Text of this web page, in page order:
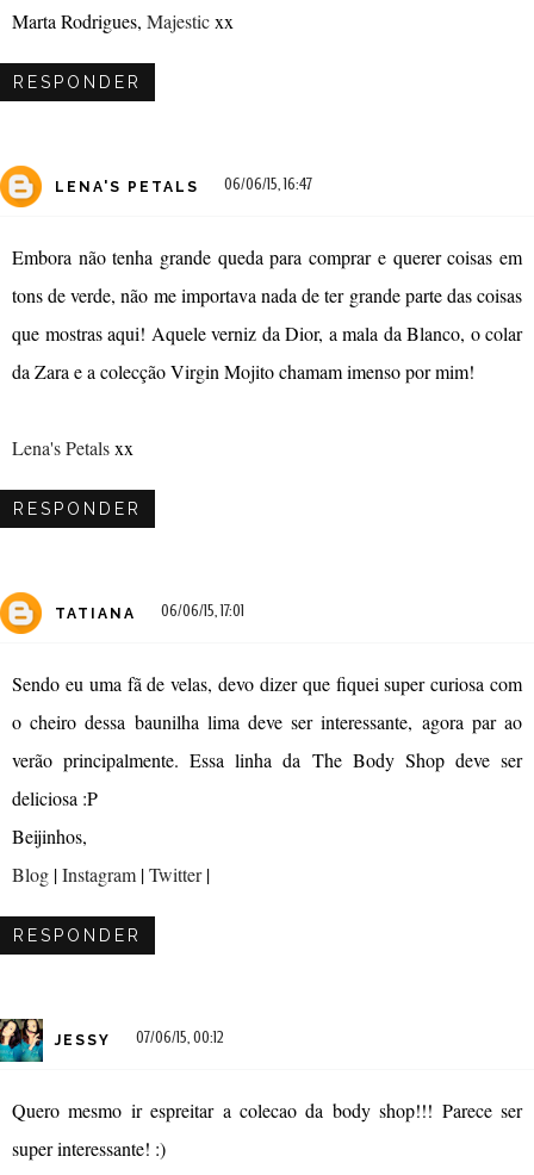
Marta Rodrigues, Majesticxx
RESPONDER
LENA'S PETALS 06/06/15, 16:47
Embora não tenha grande queda para comprar e querer coisas em
tons de verde, não me importava nada de ter grande parte das coisas
que mostras aqui! Aquele verniz da Dior, a mala da Blanco, o colar
da Zara e a colecção Virgin Mojito chamam imenso por mim!
Lena's Petalsxx
RESPONDER
TATIANA 06/06/15, 17:01
Sendo eu uma fã de velas, devo dizer que fiquei super curiosa com
o cheiro dessa baunilha lima deve ser interessante, agora par ao
verão principalmente. Essa linha da The Body Shop deve ser
deliciosa :P
Beijinhos,
Blog |Instagram |Twitter|
RESPONDER
JESSY 07/06/15, 00:12
Quero mesmo ir espreitar a colecao da body shop!!! Parece ser
super interessante! :)